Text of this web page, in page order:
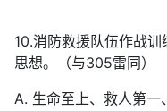
10.消防救援队伍作战
思想。（与305雷同）
A. 生命至上、救人第一